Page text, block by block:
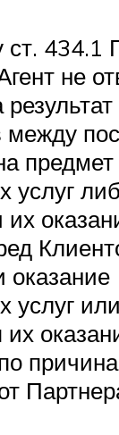
434.1
не
между
предмет
услуг
их
оказание
услуг или
их